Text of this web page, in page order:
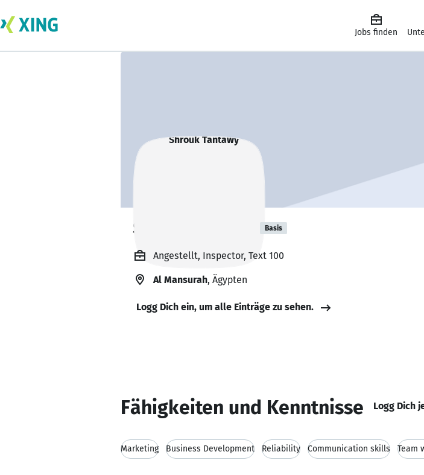
Jobs finden
Shrouk Tantawy Basis
Angestellt, Inspector, Text 100
Al Mansurah, Ägypten
Logg Dich ein, um alle Einträge zu sehen.
Fähigkeiten und Kenntnisse Logg Dich
Marketing Business Development Reliability Communication skills Team